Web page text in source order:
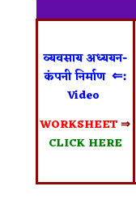
व्यवसाय अध्ययन-
कंपनी निर्माण ⇐:
Video
WORKSHEET⇒
CLICK HERE